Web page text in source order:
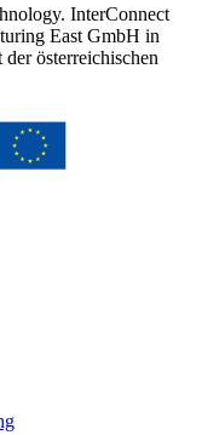
InterConnect
East GmbH in
österreichischen